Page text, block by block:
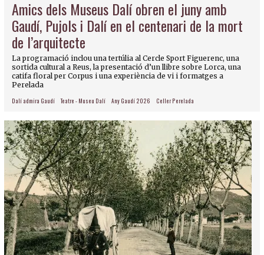
Amics dels Museus Dalí obren el juny amb
Gaudí, Pujols i Dalí en el centenari de la mort
de l’arquitecte
La programació inclou una tertúlia al Cercle Sport Figuerenc, una
sortida cultural a Reus, la presentació d’un llibre sobre Lorca, una
catifa floral per Corpus i una experiència de vi i formatges a
Perelada
Dalí admira Gaudí Teatre - Museu Dalí Any Gaudí 2026 Celler Perelada